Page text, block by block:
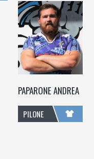
PAPARONE ANDREA
PILONE